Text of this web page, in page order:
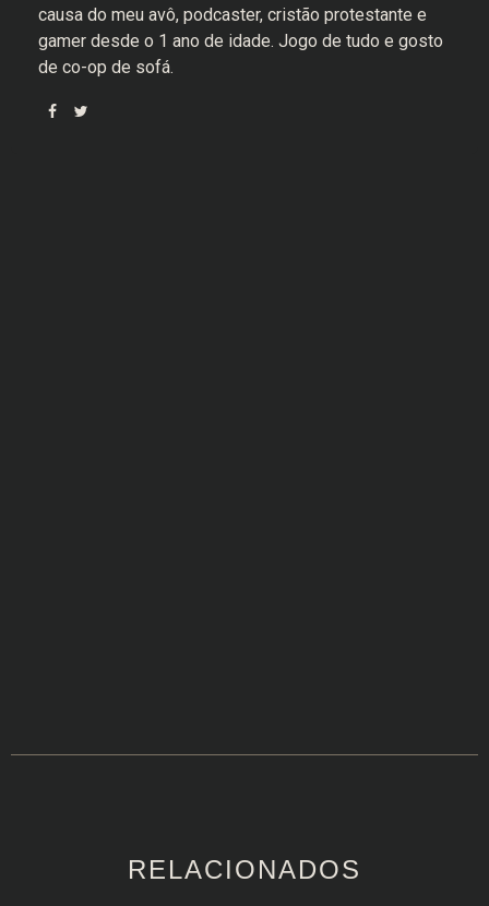
causa do meu avô, podcaster, cristão protestante e
gamer desde o 1 ano de idade. Jogo de tudo e gosto
de co-op de sofá.
RELACIONADOS